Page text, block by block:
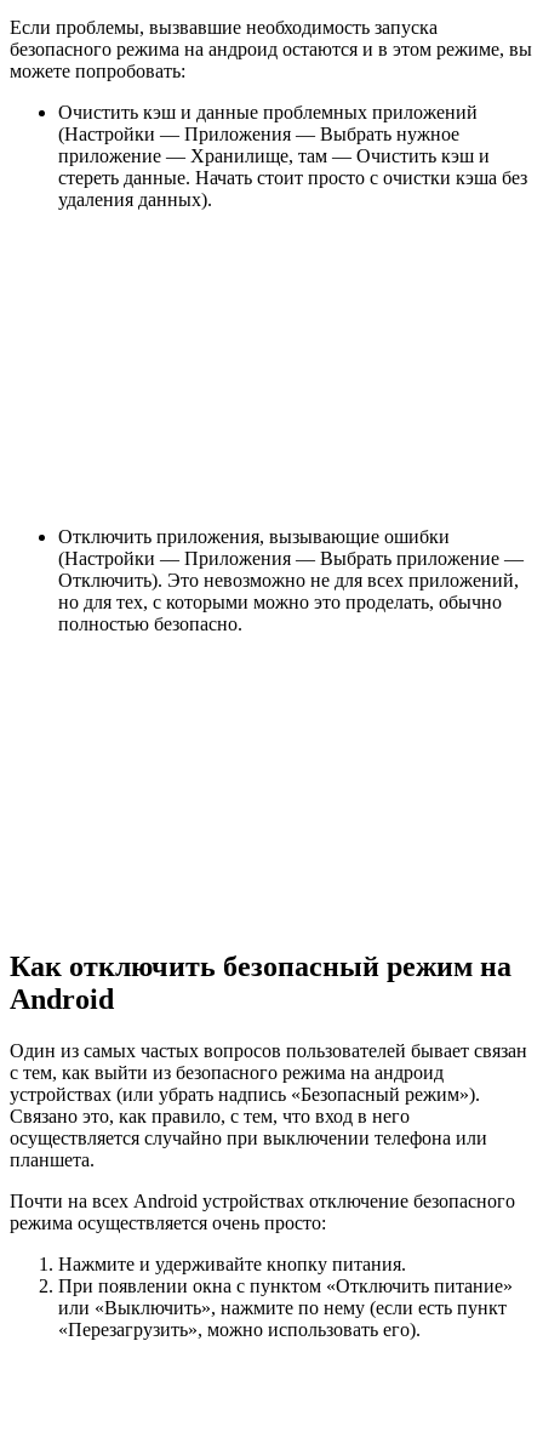
Если проблемы, вызвавшие необходимость запуска
безопасного режима на андроид остаются и в этом режиме, вы
можете попробовать:
Очистить кэш и данные проблемных приложений
(Настройки — Приложения — Выбрать нужное
приложение — Хранилище, там — Очистить кэш и
стереть данные. Начать стоит просто с очистки кэша без
удаления данных).
Отключить приложения, вызывающие ошибки
(Настройки — Приложения — Выбрать приложение —
Отключить). Это невозможно не для всех приложений,
но для тех, с которыми можно это проделать, обычно
полностью безопасно.
Как отключить безопасный режим на
Android
Один из самых частых вопросов пользователей бывает связан
с тем, как выйти из безопасного режима на андроид
устройствах (или убрать надпись «Безопасный режим»).
Связано это, как правило, с тем, что вход в него
осуществляется случайно при выключении телефона или
планшета.
Почти на всех Android устройствах отключение безопасного
режима осуществляется очень просто:
Нажмите и удерживайте кнопку питания.
При появлении окна с пунктом «Отключить питание»
или «Выключить», нажмите по нему (если есть пункт
«Перезагрузить», можно использовать его).